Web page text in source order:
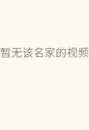
暂无该名家的视频